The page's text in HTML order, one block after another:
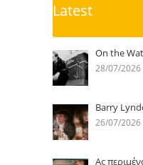
Latest
On the
28/07/2026
Barry
26/07/2026
Ας